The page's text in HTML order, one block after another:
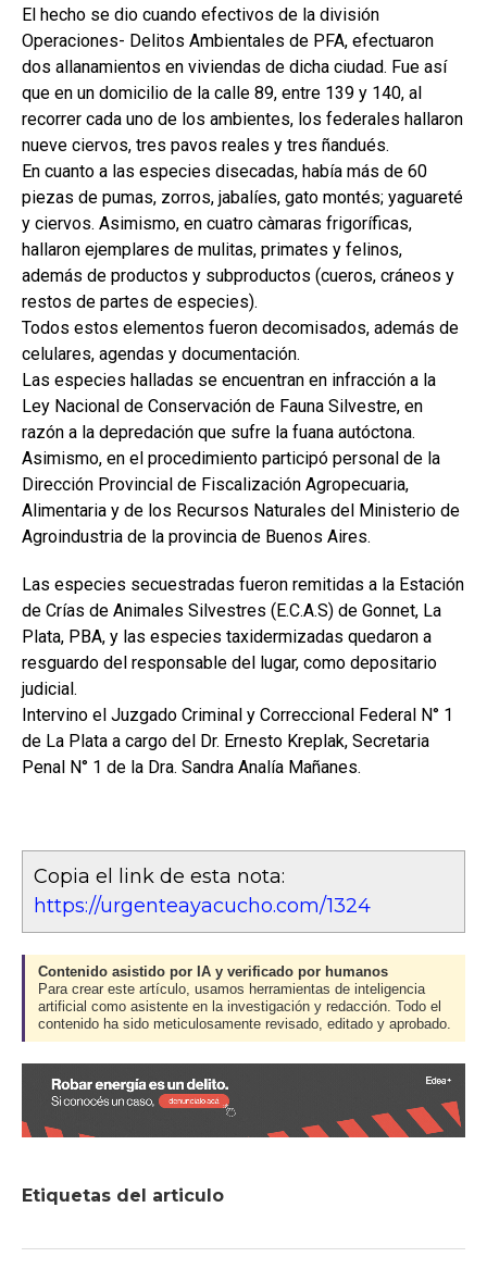
El hecho se dio cuando efectivos de la división
Operaciones- Delitos Ambientales de PFA, efectuaron
dos allanamientos en viviendas de dicha ciudad. Fue así
que en un domicilio de la calle 89, entre 139 y 140, al
recorrer cada uno de los ambientes, los federales hallaron
nueve ciervos, tres pavos reales y tres ñandués.
En cuanto a las especies disecadas, había más de 60
piezas de pumas, zorros, jabalíes, gato montés; yaguareté
y ciervos. Asimismo, en cuatro càmaras frigoríficas,
hallaron ejemplares de mulitas, primates y felinos,
además de productos y subproductos (cueros, cráneos y
restos de partes de especies).
Todos estos elementos fueron decomisados, además de
celulares, agendas y documentación.
Las especies halladas se encuentran en infracción a la
Ley Nacional de Conservación de Fauna Silvestre, en
razón a la depredación que sufre la fuana autóctona.
Asimismo, en el procedimiento participó personal de la
Dirección Provincial de Fiscalización Agropecuaria,
Alimentaria y de los Recursos Naturales del Ministerio de
Agroindustria de la provincia de Buenos Aires.
Las especies secuestradas fueron remitidas a la Estación
de Crías de Animales Silvestres (E.C.A.S) de Gonnet, La
Plata, PBA, y las especies taxidermizadas quedaron a
resguardo del responsable del lugar, como depositario
judicial.
Intervino el Juzgado Criminal y Correccional Federal N° 1
de La Plata a cargo del Dr. Ernesto Kreplak, Secretaria
Penal N° 1 de la Dra. Sandra Analía Mañanes.
Copia el link de esta nota:
https://urgenteayacucho.com/1324
Contenido asistido por IA y verificado por humanos
Para crear este artículo, usamos herramientas de inteligencia
artificial como asistente en la investigación y redacción. Todo el
contenido ha sido meticulosamente revisado, editado y aprobado.
Etiquetas del articulo